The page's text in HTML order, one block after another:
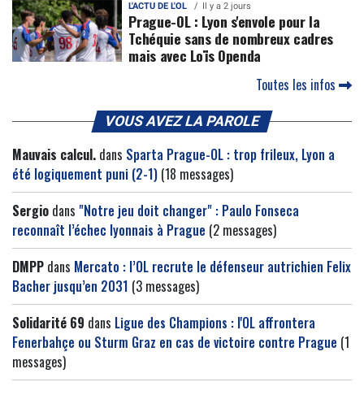
L'ACTU DE L'OL Il y a 2 jours
Prague-OL : Lyon s'envole pour la
Tchéquie sans de nombreux cadres
mais avec Loïs Openda
Toutes les infos
VOUS AVEZ LA PAROLE
Mauvais calcul. dans Sparta Prague-OL : trop frileux, Lyon a
été logiquement puni (2-1) (18 messages)
Sergio dans "Notre jeu doit changer" : Paulo Fonseca
reconnaît l’échec lyonnais à Prague (2 messages)
DMPP dans Mercato : l’OL recrute le défenseur autrichien Felix
Bacher jusqu’en 2031 (3 messages)
Solidarité 69 dans Ligue des Champions : l'OL affrontera
Fenerbahçe ou Sturm Graz en cas de victoire contre Prague (1
messages)